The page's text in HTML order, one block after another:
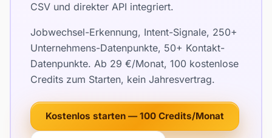
CSV und direkter API integriert.
Jobwechsel-Erkennung, Intent-Signale, 250+
Unternehmens-Datenpunkte, 50+ Kontakt-
Datenpunkte. Ab 29 €/Monat, 100 kostenlose
Credits zum Starten, kein Jahresvertrag.
Kostenlos starten — 100 Credits/Monat